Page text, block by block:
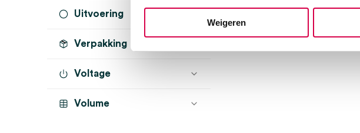
Weigeren
onsteriel (1)
Uitvoering
512 Herz (1)
Verpakking
Voltage
Volume